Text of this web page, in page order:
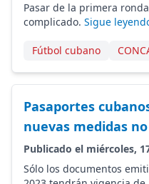
Pasar de la primera
complicado. Sigue
Fútbol cubano
Pasaportes
nuevas medidas
Publicado el miércoles,
Sólo los documentos